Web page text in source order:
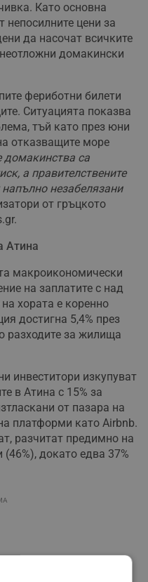
Като основна
непосилните цени за
да насочат всичките
домакински
фериботни билети
Ситуацията показва
тъй като през юни
отказващите море
домакинства са
а правителствените
незабелязани
от гръцкото
Атина
макроикономически
на заплатите с над
хората е коренно
достигна 5,4% през
разходите за жилища
инвеститори изкупуват
в Атина с 15% за
от пазара на
платформи като Airbnb.
разчитат предимно на
докато едва 37%